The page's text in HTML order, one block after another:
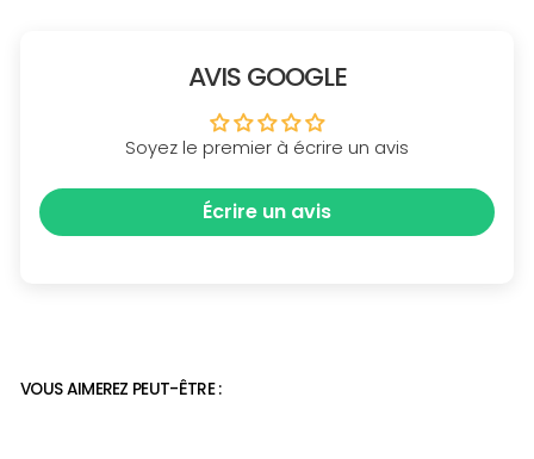
AVIS GOOGLE
Soyez le premier à écrire un avis
Écrire un avis
VOUS AIMEREZ PEUT-ÊTRE :